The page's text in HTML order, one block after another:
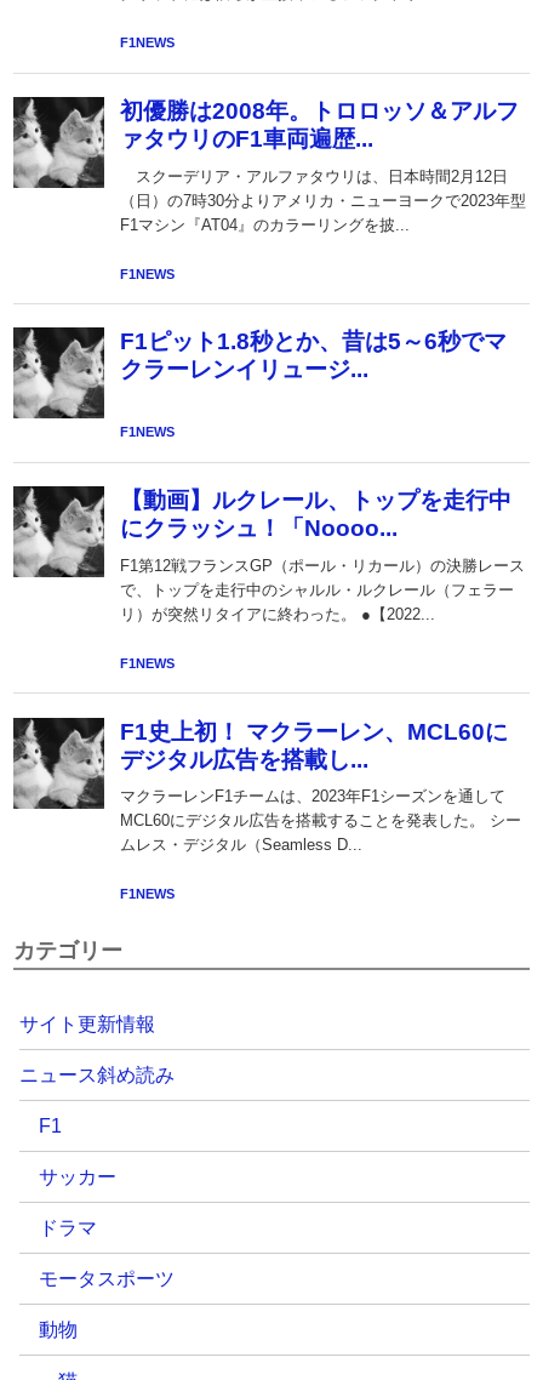
カテゴリー
サイト更新情報
ニュース斜め読み
F1
サッカー
ドラマ
モータスポーツ
動物